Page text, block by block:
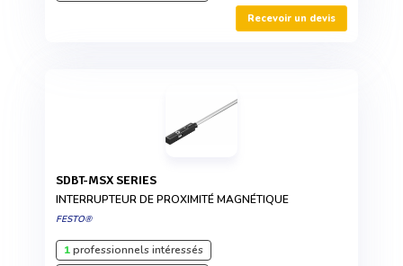
Recevoir un devis
SDBT-MSX SERIES
INTERRUPTEUR DE PROXIMITÉ MAGNÉTIQUE
FESTO®
1professionnels intéressés